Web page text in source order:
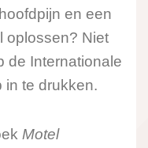
en een
oplossen? Niet
de Internationale
in te drukken.
Motel